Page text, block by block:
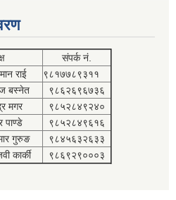
संपर्क नं.
राई
९८१७७८९३११
बस्नेत
९८६२६९६७३६
मगर
९८५२८४९२४०
पाण्डे
९८५२८४९६१६
गुरुङ
९८४५६३२६३३
कार्की ९८६९२९०००३